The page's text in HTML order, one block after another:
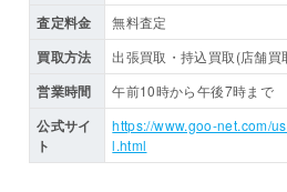
査定料金 無料査定
買取方法 出張買取・持込買取(店舗買
営業時間 午前10時から午後7時まで
公式サイ
ト
https://www.goo-net.com/
l.html